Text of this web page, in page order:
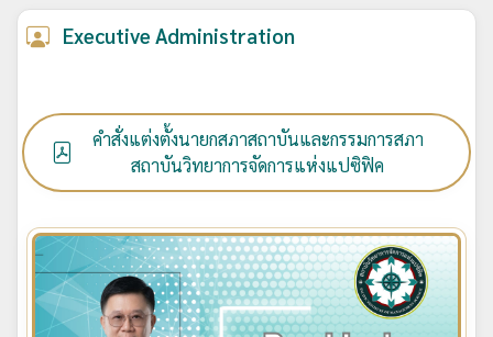
Executive Administration
คำสั่งแต่งตั้งนายกสภาสถาบันและกรรมการสภา
สถาบันวิทยาการจัดการแห่งแปซิฟิค